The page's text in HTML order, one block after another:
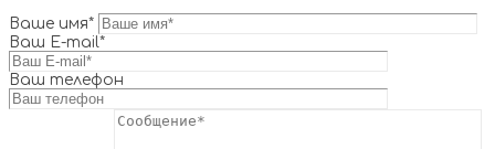
Ваше имя*
Ваш E-mail*
Ваш телефон